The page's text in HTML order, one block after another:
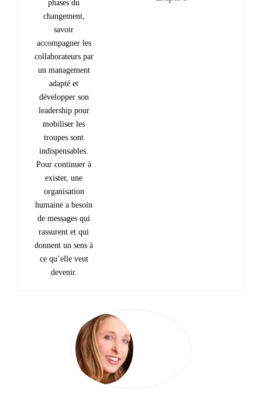
phases du
changement,
savoir
accompagner les
collaborateurs par
un management
adapté et
développer son
leadership pour
mobiliser les
troupes sont
indispensables.
Pour continuer à
exister, une
organisation
humaine a besoin
de messages qui
rassurent et qui
donnent un sens à
ce qu’elle veut
devenir.